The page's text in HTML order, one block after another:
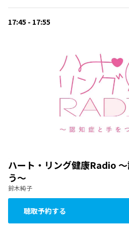
17:45 - 17:55
ハート・リング健康Radio
う～
鈴木純子
聴取予約する